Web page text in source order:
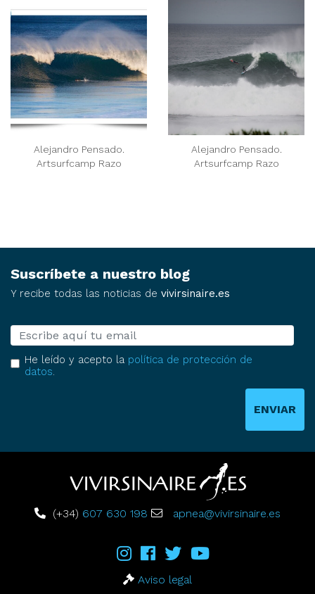
Alejandro Pensado.
Artsurfcamp Razo
Alejandro Pensado.
Artsurfcamp Razo
Suscríbete a nuestro blog
Y recibe todas las noticias de vivirsinaire.es
E-mail
He leído y acepto la política de protección de
datos
ENVIAR
(+34) 607 630 198 apnea@vivirsinaire.es
Aviso legal